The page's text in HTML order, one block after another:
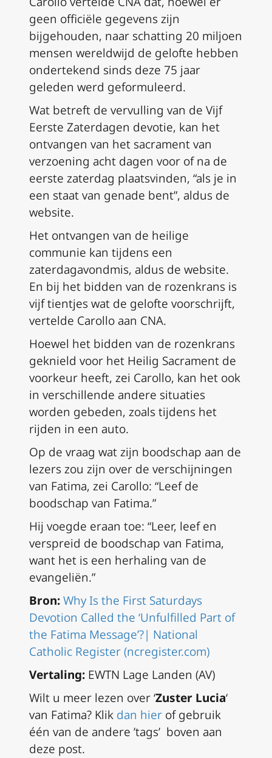
geen officiële gegevens zijn
bijgehouden, naar schatting 20 miljoen
mensen wereldwijd de gelofte hebben
ondertekend sinds deze 75 jaar
geleden werd geformuleerd.
Wat betreft de vervulling van de Vijf
Eerste Zaterdagen devotie, kan het
ontvangen van het sacrament van
verzoening acht dagen voor of na de
eerste zaterdag plaatsvinden, “als je in
een staat van genade bent”, aldus de
website.
Het ontvangen van de heilige
communie kan tijdens een
zaterdagavondmis, aldus de website.
En bij het bidden van de rozenkrans is
vijf tientjes wat de gelofte voorschrijft,
vertelde Carollo aan CNA.
Hoewel het bidden van de rozenkrans
geknield voor het Heilig Sacrament de
voorkeur heeft, zei Carollo, kan het ook
in verschillende andere situaties
worden gebeden, zoals tijdens het
rijden in een auto.
Op de vraag wat zijn boodschap aan de
lezers zou zijn over de verschijningen
van Fatima, zei Carollo: “Leef de
boodschap van Fatima.”
Hij voegde eraan toe: “Leer, leef en
verspreid de boodschap van Fatima,
want het is een herhaling van de
evangeliën.”
Bron:Why Is the First Saturdays
Devotion Called the ‘Unfulfilled Part of
the Fatima Message’?| National
Catholic Register (ncregister.com)
Vertaling: EWTN Lage Landen (AV)
Wilt u meer lezen over ‘Zuster Lucia‘
van Fatima? Klik dan hier of gebruik
één van de andere ’tags’ boven aan
deze post.